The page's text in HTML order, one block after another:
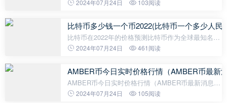
中，交易所扮演着至关重要的角色，为用户提供买卖
多交易所在波场区块链上崭露
2024年07月24日 103阅读
比特币多少钱一个币2022(比特币一个多少人民
比特币在2022年的价格预测比特币作为全球最知名的
加密货币，在近年来备受关注。经过一段时间的波
价格走势非常关注，特别是在2022
2024年07月24日 461阅读
AMBER币今日实时价格行情（AMBER币最新
AMBER币今日实时价格行情（AMBER币最新消息）
AMBER币（AMBER）是一种去中心化的数字货币，
2024年07月24日 105阅读